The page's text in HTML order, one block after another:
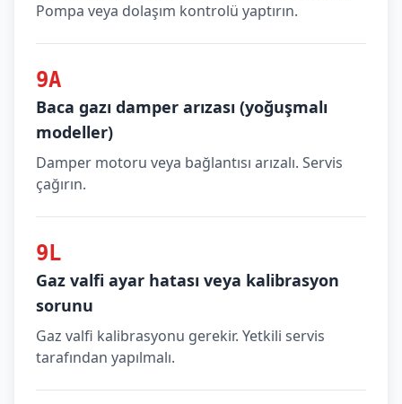
Pompa veya dolaşım kontrolü yaptırın.
9A
Baca gazı damper arızası (yoğuşmalı
modeller)
Damper motoru veya bağlantısı arızalı. Servis
çağırın.
9L
Gaz valfi ayar hatası veya kalibrasyon
sorunu
Gaz valfi kalibrasyonu gerekir. Yetkili servis
tarafından yapılmalı.